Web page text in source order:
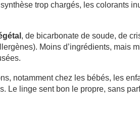
trop chargés, les colorants
, de bicarbonate de soude, de
Moins d’ingrédients, mais
notamment chez les bébés, les
Le linge sent bon le propre, sans